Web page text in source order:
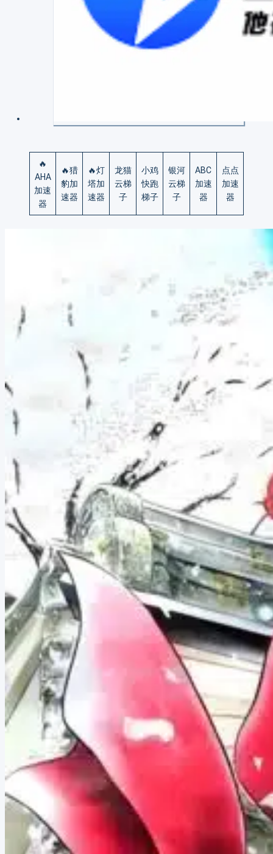
🔥
AHA
加速
器
🔥猎
豹加
速器
🔥灯
塔加
速器
龙猫
云梯
子
小鸡
快跑
梯子
银河
云梯
子
ABC
加速
器
点点
加速
器